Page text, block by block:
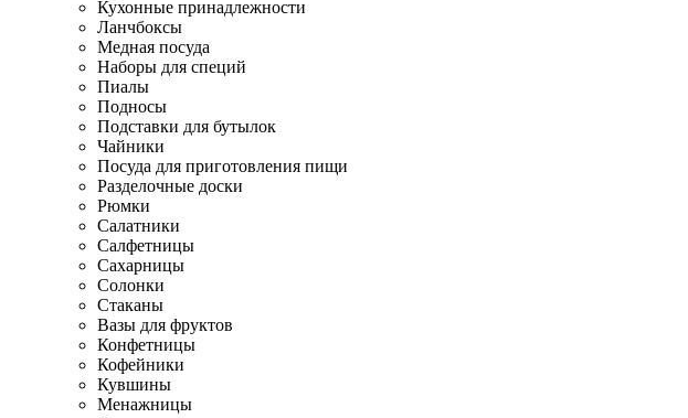
Кухонные принадлежности
Ланчбоксы
Медная посуда
Наборы для специй
Пиалы
Подносы
Подставки для бутылок
Чайники
Посуда для приготовления пищи
Разделочные доски
Рюмки
Салатники
Салфетницы
Сахарницы
Солонки
Стаканы
Вазы для фруктов
Конфетницы
Кофейники
Кувшины
Менажницы